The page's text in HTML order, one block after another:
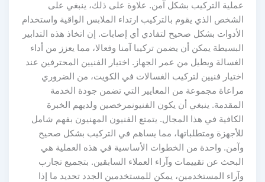
عملية التركيب بشكل آمن. علاوة على ذلك، ينبغي على
الشخص الذي يقوم بالتركيب ارتداء الملابس الواقية واستخدام
الأدوات بشكل صحيح لتفادي أي إصابات. إن اتخاذ هذه التدابير
البسيطة يمكن أن يضمن تركيبا آمنا وفعالا، مما يعزز من أداء
الغسالة ويطيل من عمر الجهاز. اختيار الفنيين المحترفين عند
اختيار فنيين لتركيب الغسالات في الكويت، من الضروري
مراعاة مجموعة من المعايير التي تضمن جودة الخدمة
المقدمة. ينبغي أن يكون الفنيونمرخصين ولديهم الخبرة
الكافية في هذا المجال. يتمتع الفنيون المهنيون بفهم شامل
للأجهزة ومتطلباتها، مما يساهم في التركيب بشكل صحيح
وآمن. واحدة من الخطوات الأساسية في هذه العملية هي
البحث عن تقييمات وآراء العملاء السابقين. بتجميع تجارب
وآراء المستخدمين، يمكن للمستخدمين الجدد تحديد ما إذا